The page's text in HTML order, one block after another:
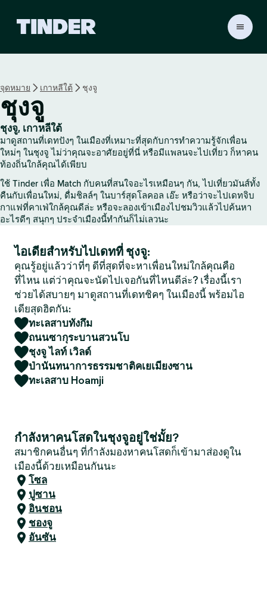
d
e
จุดหมาย เกาหลีใต้ ชุงจู
ชุงจู
ชุงจู, เกาหลีใต้
มาดูสถานที่เดทปังๆ ในเมืองที่เหมาะที่สุดกับการทำความรู้จักเพื่อน
ใหม่ๆ ในชุงจู ไม่ว่าคุณจะอาศัยอยู่ที่นี่ หรือมีแพลนจะไปเที่ยว ก็หาคน
ท้องถิ่นใกล้คุณได้เพียบ
ใช้ Tinder เพื่อ Match กับคนที่สนใจอะไรเหมือนๆ กัน, ไปเที่ยวมันส์ทั้ง
คืนกับเพื่อนใหม่, ดื่มชิลล์ๆ ในบาร์สุดโลคอล เอ๊ะ หรือว่าจะไปเดทจิบ
กาแฟที่คาเฟ่ใกล้คุณดีล่ะ หรือจะลองเข้าเมืองไปชมวิวแล้วไปค้นหา
อะไรดีๆ สนุกๆ ประจำเมืองนี้ทำกันก็ไม่เลวนะ
ไอเดียสำหรับไปเดทที่ ชุงจู:
คุณรู้อยู่แล้วว่าที่ๆ ดีที่สุดที่จะหาเพื่อนใหม่ใกล้คุณคือ
ที่ไหน แต่ว่าคุณจะนัดไปเจอกันที่ไหนดีล่ะ? เรื่องนี้เรา
ช่วยได้สบายๆ มาดูสถานที่เดทชิคๆ ในเมืองนี้ พร้อมไอ
เดียสุดฮิตกัน:
ทะเลสาบทังกึม
ถนนซากุระบานสวนโบ
ชุงจู ไลท์ เวิลด์
ป่านันทนาการธรรมชาติคเยเมียงซาน
ทะเลสาบ Hoamji
กำลังหาคนโสดในชุงจูอยู่ใช่มั้ย?
สมาชิกคนอื่นๆ ที่กำลังมองหาคนโสดก็เข้ามาส่องดูใน
เมืองนี้ด้วยเหมือนกันนะ
โซล
ปูซาน
อินชอน
ชองจู
อันซัน